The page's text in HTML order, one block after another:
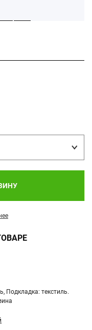
Подкладка: текстиль.